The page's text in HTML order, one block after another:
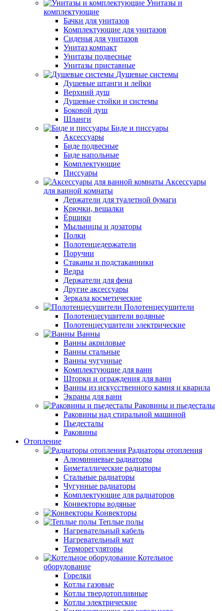
Унитазы и
комплектующие
Бачки для унитазов
Комплектующие для унитазов
Сиденья для унитазов
Унитаз компакт
Унитазы подвесные
Унитазы приставные
Душевые системы
Душевые штанги и лейки
Верхний душ
Душевые стойки и системы
Боковой душ
Шланги
Биде и писсуары
Аксессуары
Биде подвесные
Биде напольные
Комплектующие
Писсуары
Аксессуары
для ванной комнаты
Держатели для туалетной бумаги
Крючки, вешалки
Ёршики
Мыльницы и дозаторы
Полки
Полотенцедержатели
Поручни
Стаканы и подстаканники
Ведра
Держатели для фена
Другие аксессуары
Зеркала косметические
Полотенцесушители
Полотенцесушители водяные
Полотенцесушители электрические
Ванны
Ванны акриловые
Ванны стальные
Ванны чугунные
Комплектующие для ванн
Шторки и ограждения для ванн
Ванны из искусственного камня и кварила
Экраны для ванн
Раковины и пьедесталы
Раковины над стиральной машиной
Пьедесталы
Раковины
Отопление
Радиаторы отопления
Алюминиевые радиаторы
Биметаллические радиаторы
Стальные радиаторы
Чугунные радиаторы
Комплектующие для радиаторов
Конвекторы водяные
Конвекторы
Теплые полы
Нагревательный кабель
Нагревательный мат
Терморегуляторы
Котельное
оборудование
Горелки
Котлы газовые
Котлы твердотопливные
Котлы электрические